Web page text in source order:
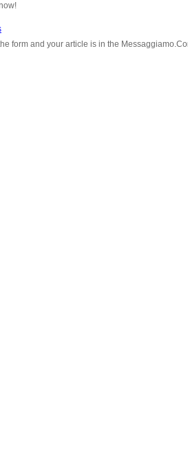
form and your article is in the